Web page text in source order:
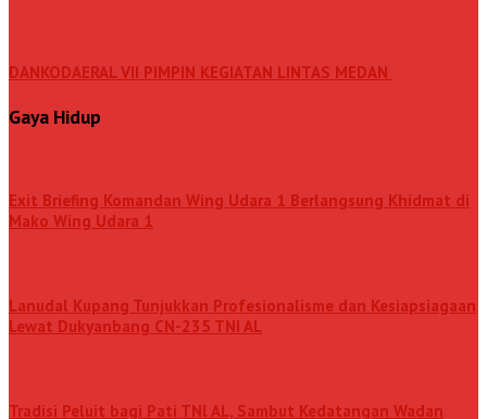
DANKODAERAL VII PIMPIN KEGIATAN LINTAS MEDAN
Gaya Hidup
Exit Briefing Komandan Wing Udara 1 Berlangsung Khidmat di
Mako Wing Udara 1
Lanudal Kupang Tunjukkan Profesionalisme dan Kesiapsiagaan
Lewat Dukyanbang CN-235 TNI AL
Tradisi Peluit bagi Pati TNl AL, Sambut Kedatangan Wadan